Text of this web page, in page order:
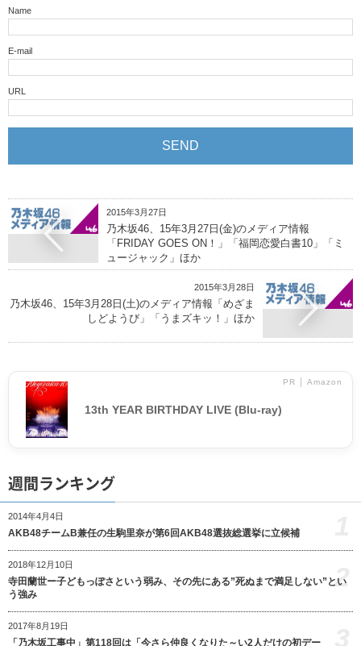
Name
E-mail
URL
2015年3月27日
乃木坂46、15年3月27日(金)のメディア情報
「FRIDAY GOES ON！」「福岡恋愛白書10」「ミ
ュージャック」ほか
2015年3月28日
乃木坂46、15年3月28日(土)のメディア情報「めざま
しどようび」「うまズキッ！」ほか
PR │ Amazon
13th YEAR BIRTHDAY LIVE (Blu-ray)
週間ランキング
2014年4月4日
AKB48チームB兼任の生駒里奈が第6回AKB48選抜総選挙に立候補
2018年12月10日
寺田蘭世ー子どもっぽさという弱み、その先にある”死ぬまで満足しない”とい
う強み
2
2017年8月19日
「乃木坂工事中」第118回は「今さら仲良くなりた～い2人だけの初デー